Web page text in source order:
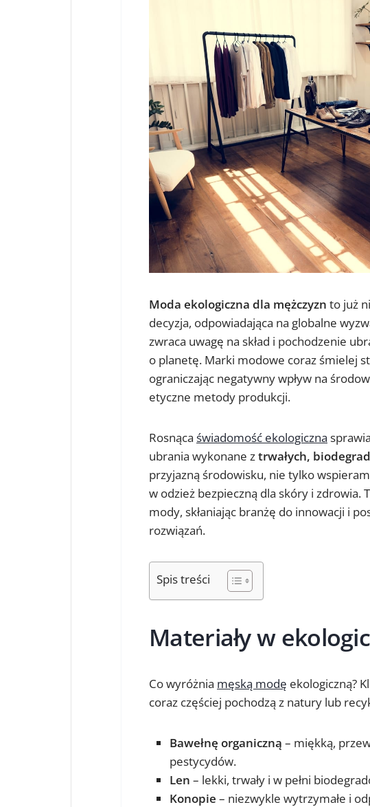
Moda ekologiczna dla mężczyzn to już
decyzja, odpowiadająca na globalne
zwraca uwagę na skład i pochodzenie
o planetę. Marki modowe coraz śmielej
ograniczając negatywny wpływ na
etyczne metody produkcji.
Rosnąca świadomość ekologiczna
ubrania wykonane ztrwałych,
przyjazną środowisku, nie tylko
w odzież bezpieczną dla skóry i zdrowia.
mody, skłaniając branżę do innowacji i
rozwiązań.
Spis treści
Materiały w
Co wyróżnia męską modę ekologiczną?
coraz częściej pochodzą z natury lub
Bawełnę organiczną – miękką,
pestycydów.
Len – lekki, trwały i w pełni
Konopie – niezwykle wytrzymałe i